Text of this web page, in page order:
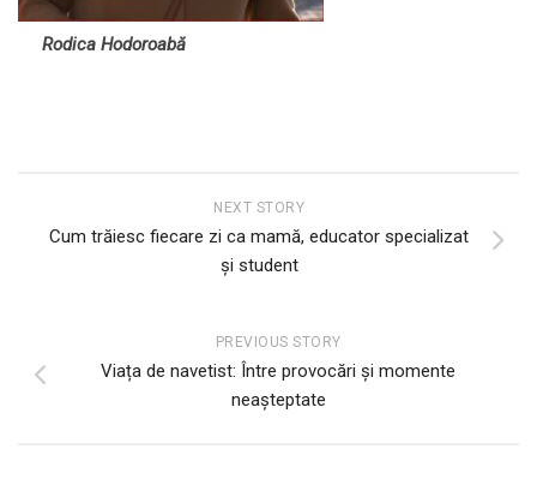
Rodica Hodoroabă
NEXT STORY
Cum trăiesc fiecare zi ca mamă, educator specializat
și student
PREVIOUS STORY
Viața de navetist: Între provocări și momente
neașteptate